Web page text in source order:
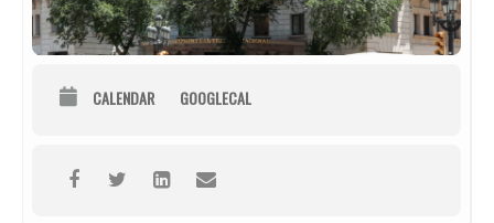
CALENDAR GOOGLECAL